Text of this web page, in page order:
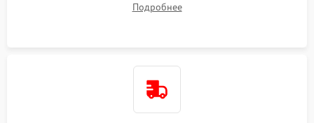
и кистей для предотвращения перегрева и замыканий.
Подробнее